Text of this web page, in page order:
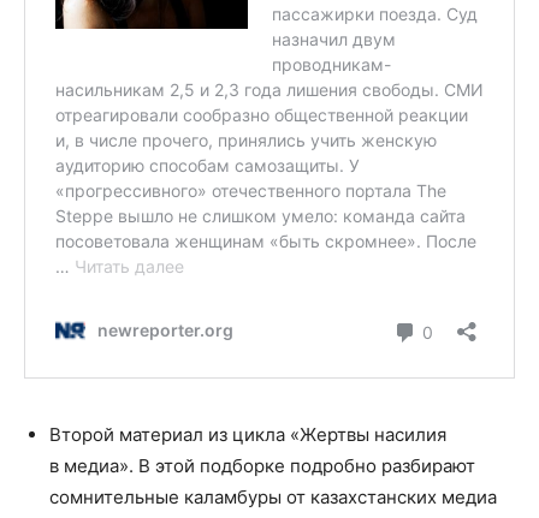
Второй материал из цикла «Жертвы насилия
в медиа». В этой подборке подробно разбирают
сомнительные каламбуры от казахстанских медиа